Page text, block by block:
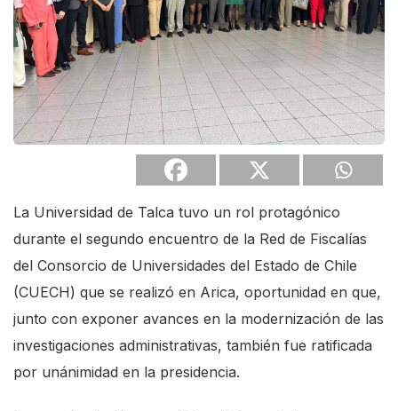
La Universidad de Talca tuvo un rol protagónico
durante el segundo encuentro de la Red de Fiscalías
del Consorcio de Universidades del Estado de Chile
(CUECH) que se realizó en Arica, oportunidad en que,
junto con exponer avances en la modernización de las
investigaciones administrativas, también fue ratificada
por unánimidad en la presidencia.